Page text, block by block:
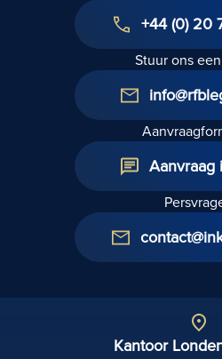
+44 (0) 20
Stuur ons
Aanvraag
Kantoor